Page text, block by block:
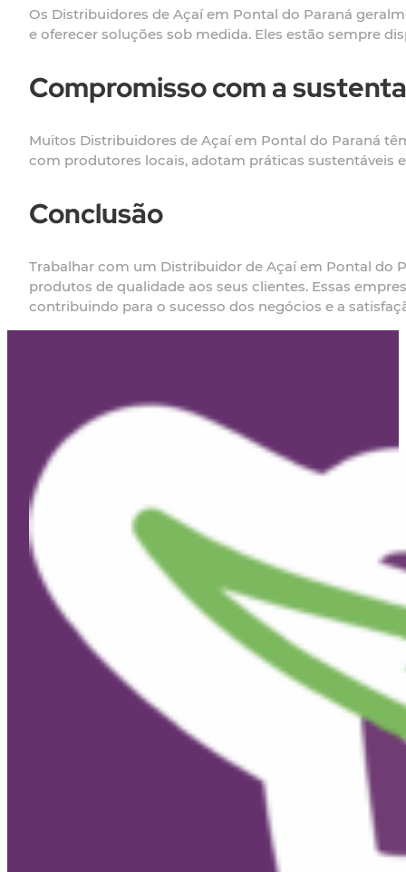
Os Distribuidores de Açaí em Pontal do Paraná
e oferecer soluções sob medida. Eles estão sempre
Compromisso com a
Muitos Distribuidores de Açaí em Pontal do Paraná
com produtores locais, adotam práticas sustentáveis
Conclusão
Trabalhar com um Distribuidor de Açaí em Pontal do
produtos de qualidade aos seus clientes. Essas
contribuindo para o sucesso dos negócios e a